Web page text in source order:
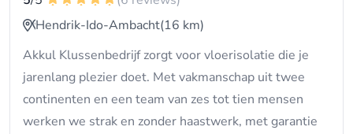
Hendrik-Ido-Ambacht(16 km)
Akkul Klussenbedrijf zorgt voor vloerisolatie die je
jarenlang plezier doet. Met vakmanschap uit twee
continenten en een team van zes tot tien mensen
werken we strak en zonder haastwerk, met garantie